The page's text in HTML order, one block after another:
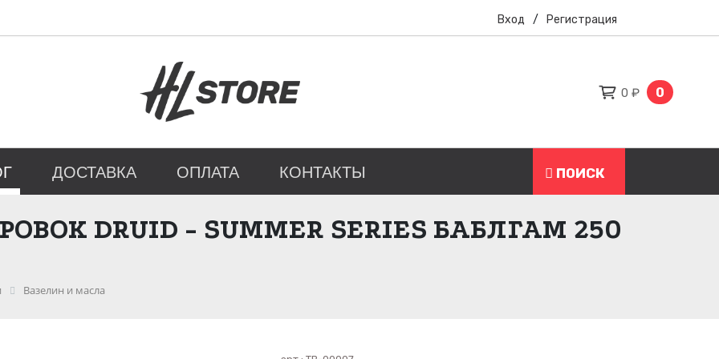
Вход / Регистрация
0 ₽ 0
ДОСТАВКА ОПЛАТА КОНТАКТЫ ПОИСК
DRUID - SUMMER SERIES БАБЛГАМ 250
Вазелин и масла